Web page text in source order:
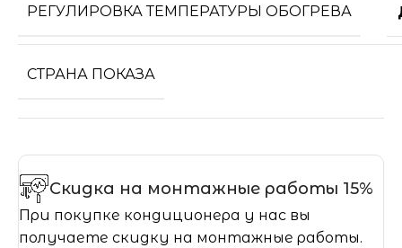
РЕГУЛИРОВКА ТЕМПЕРАТУРЫ ОБОГРЕВА
СТРАНА ПОКАЗА
Скидка на монтажные работы 15%
При покупке кондиционера у нас вы
получаете скидку на монтажные работы.